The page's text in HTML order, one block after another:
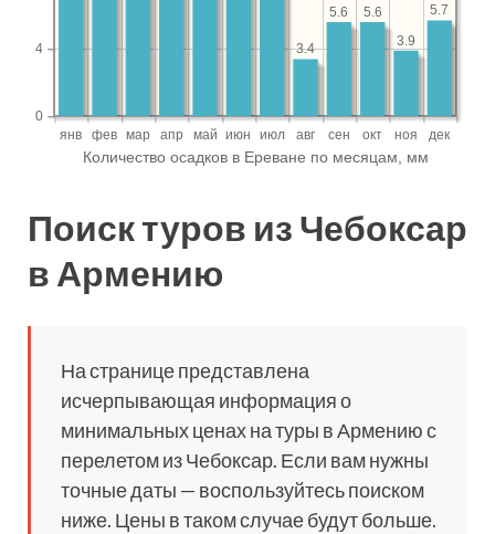
Поиск туров из Чебоксар
в Армению
На странице представлена
исчерпывающая информация о
минимальных ценах на туры в Армению с
перелетом из Чебоксар. Если вам нужны
точные даты — воспользуйтесь поиском
ниже. Цены в таком случае будут больше.